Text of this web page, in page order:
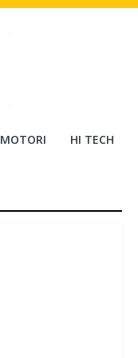
MOTORI HI TECH